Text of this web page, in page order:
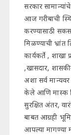
सरकार
आज गरीबाची
करण्यासाठी
मिळण्याची
कार्यकर्ते ,
,खासदार,
अशा सर्व
केले आणि मास्क
सुरक्षित अंतर,
बाबत आग्रही
आपल्या मागण्या